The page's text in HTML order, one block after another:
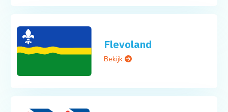
Flevoland
Bekijk